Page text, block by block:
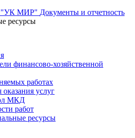
"УК МИР" Документы и отчетность
ресурсы
финансово-хозяйственной
работах
услуг
МКД
работ
ресурсы